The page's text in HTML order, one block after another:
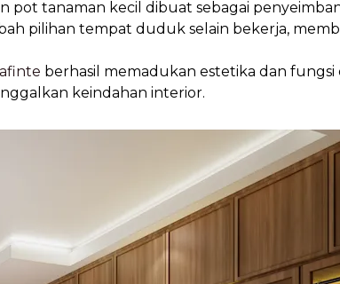
pot tanaman kecil dibuat sebagai
pilihan tempat duduk selain bekerja,
berhasil memadukan estetika dan fungsi
keindahan interior.